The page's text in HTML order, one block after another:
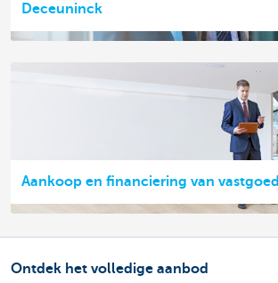
Deceuninck
Aankoop en financiering van vastgoed
Ontdek het volledige aanbod